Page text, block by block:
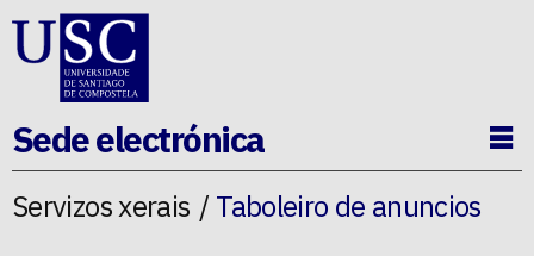
Ir ao contido da p�xina
Sede electrónica
Servizos xerais Taboleiro de anuncios